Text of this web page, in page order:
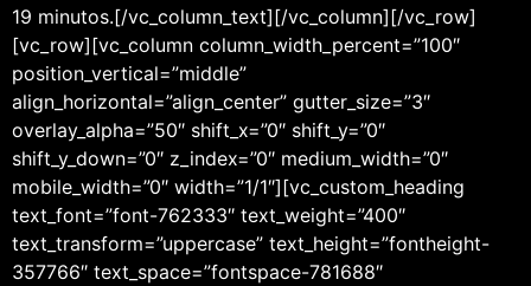
19 minutos.[/vc_column_text][/vc_column][/vc_row]
[vc_row][vc_column column_width_percent=”100″
position_vertical=”middle”
align_horizontal=”align_center” gutter_size=”3″
overlay_alpha=”50″ shift_x=”0″ shift_y=”0″
shift_y_down=”0″ z_index=”0″ medium_width=”0″
mobile_width=”0″ width=”1/1″][vc_custom_heading
text_font=”font-762333″ text_weight=”400″
text_transform=”uppercase” text_height=”fontheight-
357766″ text_space=”fontspace-781688″